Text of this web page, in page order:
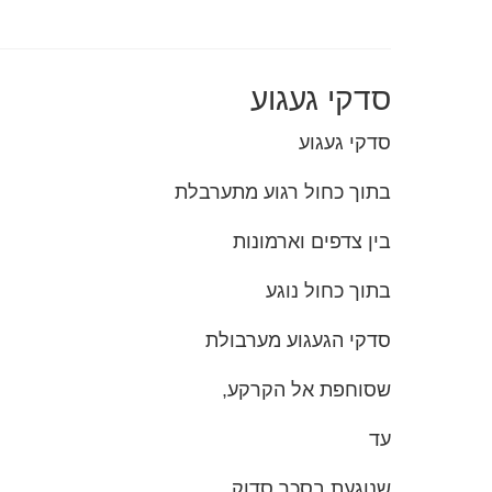
סדקי געגוע
סדקי געגוע
בתוך כחול רגוע מתערבלת
בין צדפים וארמונות
בתוך כחול נוגע
סדקי הגעגוע מערבולת
שסוחפת אל הקרקע,
עד